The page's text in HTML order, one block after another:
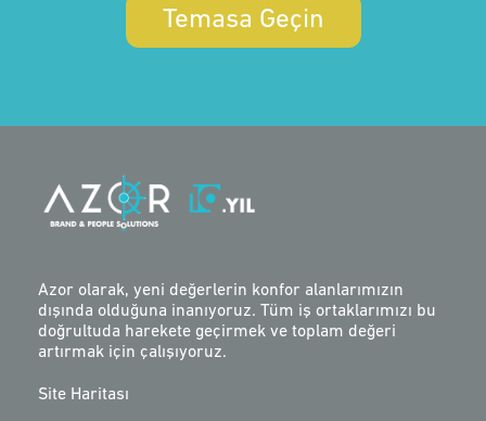
Temasa Geçin
Azor olarak, yeni değerlerin konfor alanlarımızın
dışında olduğuna inanıyoruz. Tüm iş ortaklarımızı bu
doğrultuda harekete geçirmek ve toplam değeri
artırmak için çalışıyoruz.
Site Haritası